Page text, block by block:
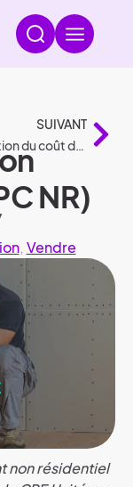
SUIVANT
Augmentation du coût de la vie en Belgique en 2025
NR)
, Vendre
non résidentiel